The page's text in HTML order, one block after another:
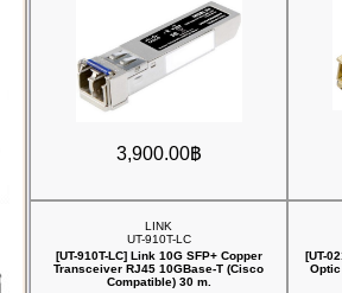
3,900.00฿
LINK
UT-910T-LC
[UT-910T-LC] Link 10G SFP+ Copper
Transceiver RJ45 10GBase-T (Cisco
Compatible) 30 m.
[UT-
Optic